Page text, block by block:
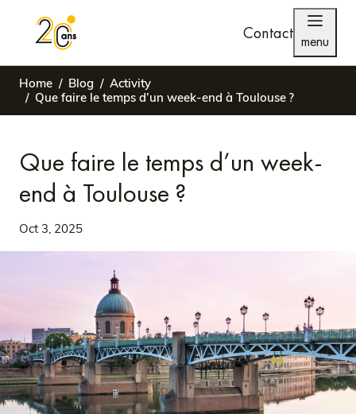
Contact menu
Home Blog
Activity
Que faire le temps d’un week-end à Toulouse ?
Que faire le temps d’un week-
end à Toulouse ?
Oct 3, 2025